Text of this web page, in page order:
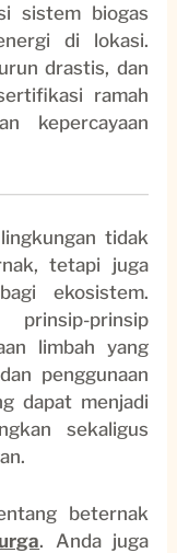
sistem biogas
di lokasi.
drastis, dan
ramah
kepercayaan
tidak
tetapi juga
ekosistem.
prinsip
limbah yang
penggunaan
dapat menjadi
sekaligus
beternak
. Anda juga